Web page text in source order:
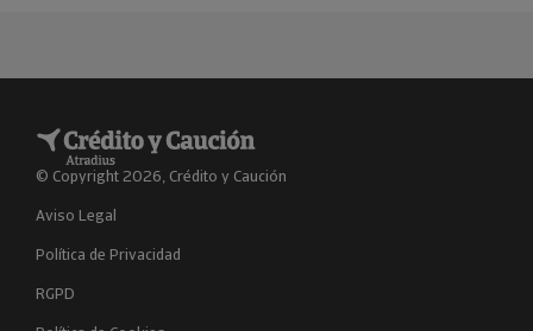
© Copyright 2026, Crédito y Caución
Aviso Legal
Política de Privacidad
RGPD